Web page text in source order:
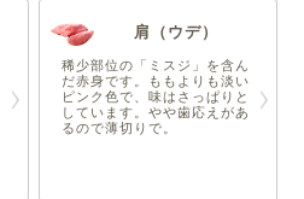
肩（ウデ）
稀少部位の「ミスジ」を含ん
だ赤身です。ももよりも淡い
ピンク色で、味はさっぱりと
しています。やや歯応えがあ
るので薄切りで。